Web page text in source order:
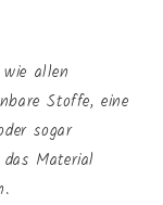
allen
Stoffe, eine
sogar
Material